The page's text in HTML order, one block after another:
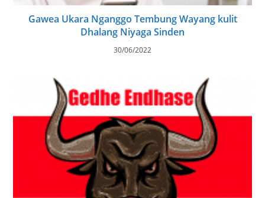
Gawea Ukara Nganggo Tembung Wayang kulit
Dhalang Niyaga Sinden
30/06/2022